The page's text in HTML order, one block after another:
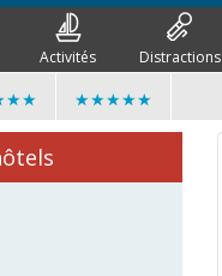
Activités Distractions
★★★★★